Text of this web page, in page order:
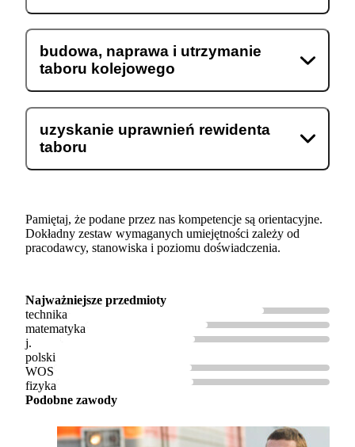
budowa, naprawa i utrzymanie
taboru kolejowego
uzyskanie uprawnień rewidenta
taboru
Pamiętaj, że podane przez nas kompetencje są orientacyjne.
Dokładny zestaw wymaganych umiejętności zależy od
pracodawcy, stanowiska i poziomu doświadczenia.
Najważniejsze przedmioty
technika
matematyka
j.
polski
WOS
fizyka
Podobne zawody